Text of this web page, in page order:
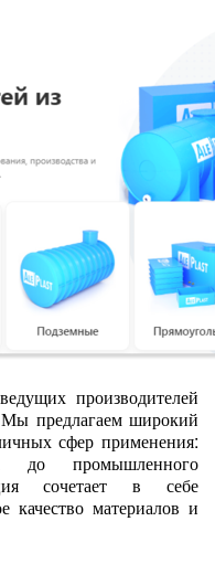
производителей
предлагаем широкий
сфер применения:
до промышленного
сочетает в себе
качество материалов и